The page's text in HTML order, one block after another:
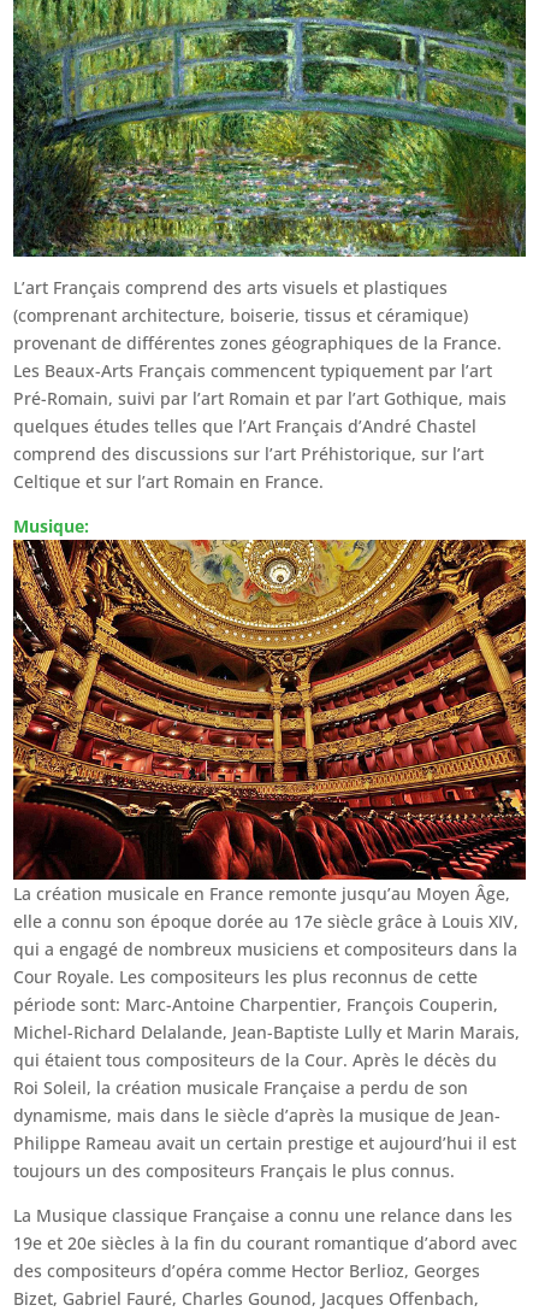
L’art Français comprend des arts visuels et plastiques
(comprenant architecture, boiserie, tissus et céramique)
provenant de différentes zones géographiques de la France.
Les Beaux-Arts Français commencent typiquement par l’art
Pré-Romain, suivi par l’art Romain et par l’art Gothique, mais
quelques études telles que l’Art Français d’André Chastel
comprend des discussions sur l’art Préhistorique, sur l’art
Celtique et sur l’art Romain en France.
Musique:
La création musicale en France remonte jusqu’au Moyen Âge,
elle a connu son époque dorée au 17e siècle grâce à Louis XIV,
qui a engagé de nombreux musiciens et compositeurs dans la
Cour Royale. Les compositeurs les plus reconnus de cette
période sont: Marc-Antoine Charpentier, François Couperin,
Michel-Richard Delalande, Jean-Baptiste Lully et Marin Marais,
qui étaient tous compositeurs de la Cour. Après le décès du
Roi Soleil, la création musicale Française a perdu de son
dynamisme, mais dans le siècle d’après la musique de Jean-
Philippe Rameau avait un certain prestige et aujourd’hui il est
toujours un des compositeurs Français le plus connus.
La Musique classique Française a connu une relance dans les
19e et 20e siècles à la fin du courant romantique d’abord avec
des compositeurs d’opéra comme Hector Berlioz, Georges
Bizet, Gabriel Fauré, Charles Gounod, Jacques Offenbach,